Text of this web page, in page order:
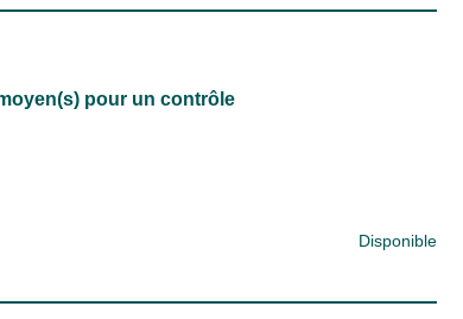
pour un contrôle
Disponible